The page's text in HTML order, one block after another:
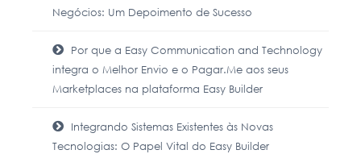
Negócios: Um Depoimento de Sucesso
Por que a Easy Communication and Technology
integra o Melhor Envio e o Pagar.Me aos seus
Marketplaces na plataforma Easy Builder
Integrando Sistemas Existentes às Novas
Tecnologias: O Papel Vital do Easy Builder